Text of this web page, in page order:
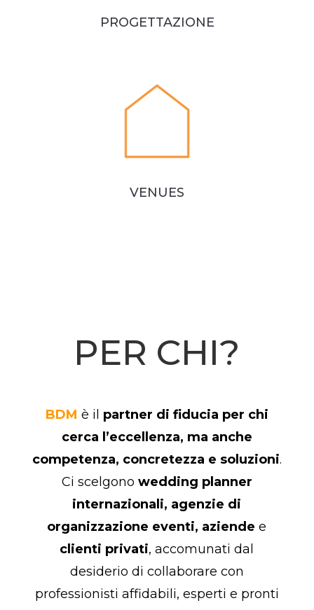
PROGETTAZIONE
VENUES
PER CHI?
BDM è il partner di fiducia per chi
cerca l’eccellenza, ma anche
competenza, concretezza e soluzioni.
Ci scelgono wedding planner
internazionali, agenzie di
organizzazione eventi, aziendee
clienti privati, accomunati dal
desiderio di collaborare con
professionisti affidabili, esperti e pronti